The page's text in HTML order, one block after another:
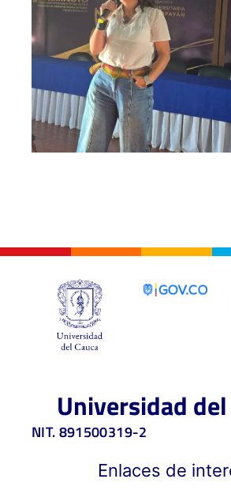
Universidad del
NIT. 891500319-2
Enlaces de